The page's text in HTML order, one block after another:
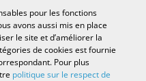
Se
pour les fonctions
avons aussi mis en place
le site et d’améliorer la
de cookies est fournie
Pour plus
politique sur le respect de